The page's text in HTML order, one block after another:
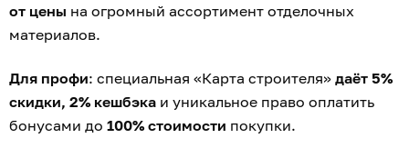
от цены на огромный ассортимент отделочных
материалов.
Для профи: специальная «Карта строителя» даёт 5%
скидки, 2% кешбэка и уникальное право оплатить
бонусами до 100% стоимости покупки.